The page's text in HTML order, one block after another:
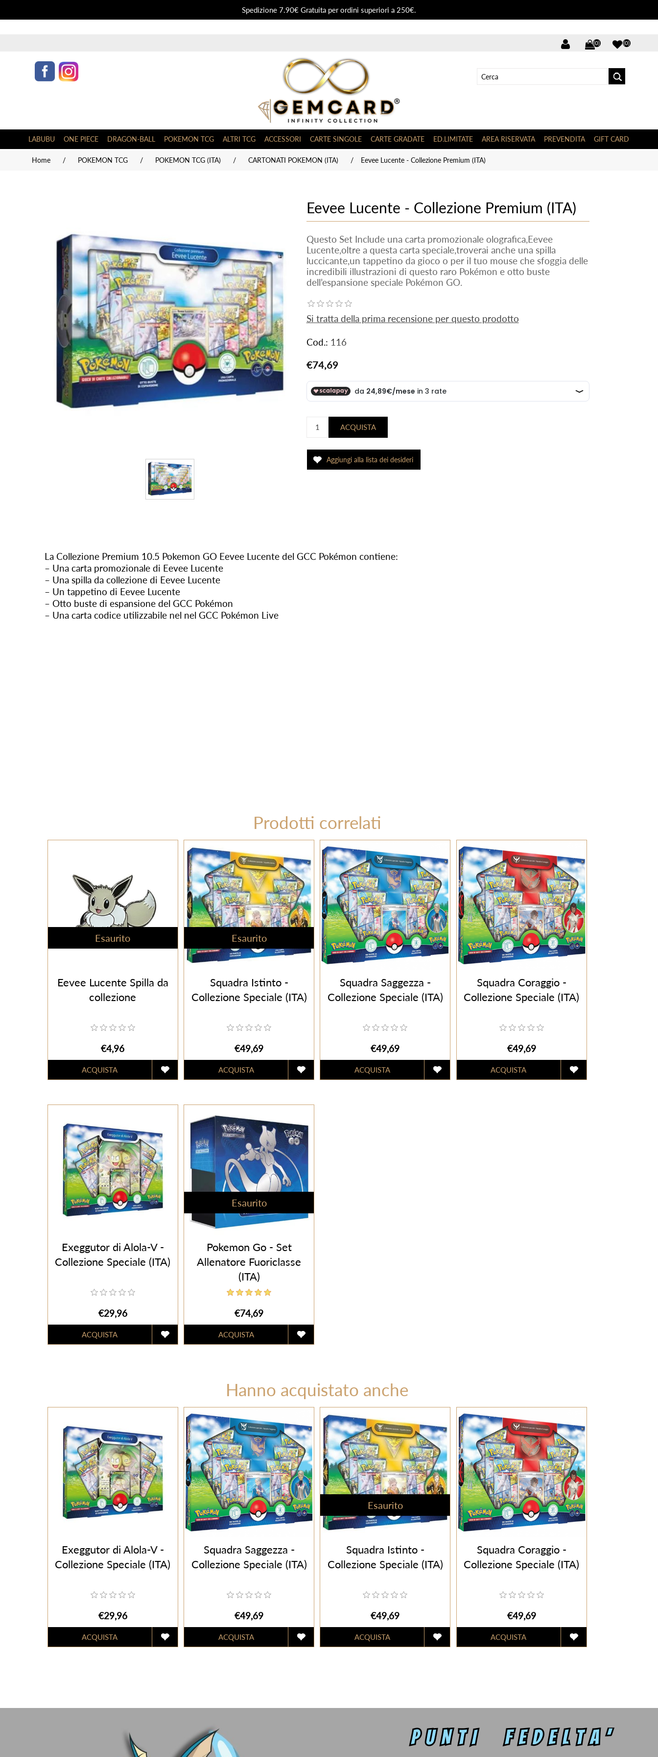
Spedizione 7.90€ Gratuita per ordini superiori a 250€.
(0) (0)
LABUBU ONE PIECE DRAGON-BALL POKEMON TCG ALTRI TCG ACCESSORI CARTE SINGOLE CARTE GRADATE ED.LIMITATE AREA RISERVATA PREVENDITA GIFT CARD
Home / POKEMON TCG / POKEMON TCG (ITA) / CARTONATI POKEMON (ITA) / Eevee Lucente - Collezione Premium (ITA)
Eevee Lucente - Collezione Premium (ITA)
Questo Set Include una carta promozionale olografica,Eevee
Lucente,oltre a questa carta speciale,troverai anche una spilla
luccicante,un tappetino da gioco o per il tuo mouse che sfoggia delle
incredibili illustrazioni di questo raro Pokémon e otto buste
dell’espansione speciale Pokémon GO.
Si tratta della prima recensione per questo prodotto
Cod.: 116
€74,69
La Collezione Premium 10.5 Pokemon GO Eevee Lucente del GCC Pokémon contiene:
– Una carta promozionale di Eevee Lucente
– Una spilla da collezione di Eevee Lucente
– Un tappetino di Eevee Lucente
– Otto buste di espansione del GCC Pokémon
– Una carta codice utilizzabile nel nel GCC Pokémon Live
Prodotti correlati
Esaurito
Eevee Lucente Spilla da
collezione
€4,96
Esaurito
Squadra Istinto -
Collezione Speciale (ITA)
€49,69
Squadra Saggezza -
Collezione Speciale (ITA)
€49,69
Squadra Coraggio -
Collezione Speciale (ITA)
€49,69
Exeggutor di Alola-V -
Collezione Speciale (ITA)
€29,96
Esaurito
Pokemon Go - Set
Allenatore Fuoriclasse
(ITA)
€74,69
Hanno acquistato anche
Exeggutor di Alola-V -
Collezione Speciale (ITA)
€29,96
Squadra Saggezza -
Collezione Speciale (ITA)
€49,69
Esaurito
Squadra Istinto -
Collezione Speciale (ITA)
€49,69
Squadra Coraggio -
Collezione Speciale (ITA)
€49,69